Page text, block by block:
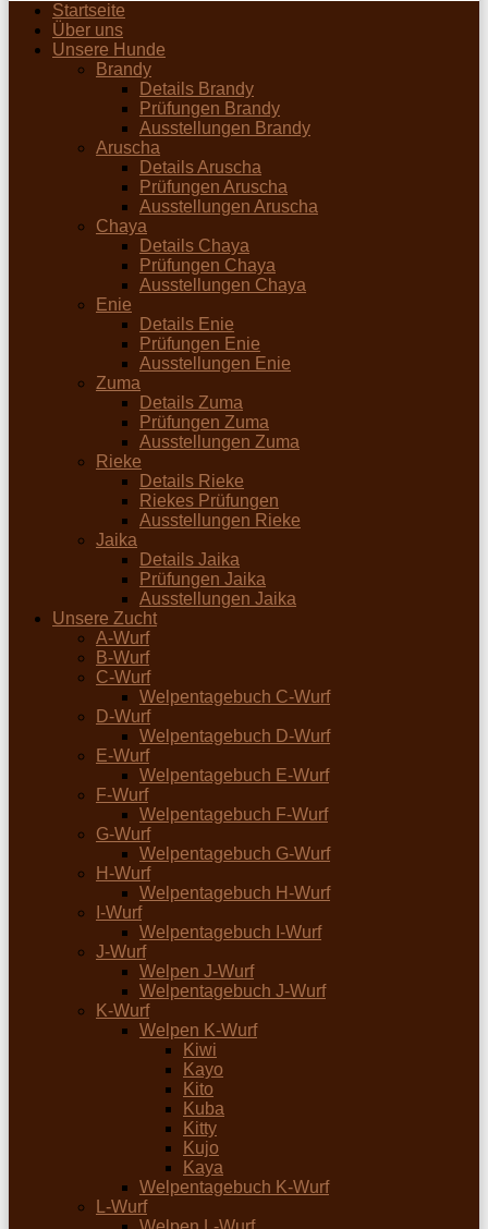
Startseite
Über uns
Unsere Hunde
Brandy
Details Brandy
Prüfungen Brandy
Ausstellungen Brandy
Aruscha
Details Aruscha
Prüfungen Aruscha
Ausstellungen Aruscha
Chaya
Details Chaya
Prüfungen Chaya
Ausstellungen Chaya
Enie
Details Enie
Prüfungen Enie
Ausstellungen Enie
Zuma
Details Zuma
Prüfungen Zuma
Ausstellungen Zuma
Rieke
Details Rieke
Riekes Prüfungen
Ausstellungen Rieke
Jaika
Details Jaika
Prüfungen Jaika
Ausstellungen Jaika
Unsere Zucht
A-Wurf
B-Wurf
C-Wurf
Welpentagebuch C-Wurf
D-Wurf
Welpentagebuch D-Wurf
E-Wurf
Welpentagebuch E-Wurf
F-Wurf
Welpentagebuch F-Wurf
G-Wurf
Welpentagebuch G-Wurf
H-Wurf
Welpentagebuch H-Wurf
I-Wurf
Welpentagebuch I-Wurf
J-Wurf
Welpen J-Wurf
Welpentagebuch J-Wurf
K-Wurf
Welpen K-Wurf
Kiwi
Kayo
Kito
Kuba
Kitty
Kujo
Kaya
Welpentagebuch K-Wurf
L-Wurf